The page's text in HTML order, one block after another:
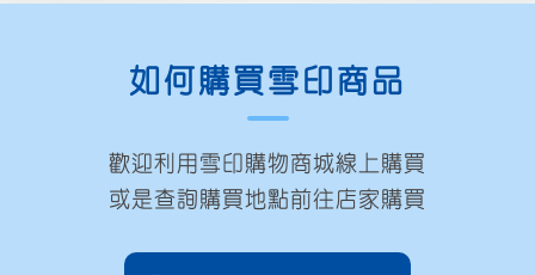
如何購買雪印商品
歡迎利用雪印購物商城線上購買
或是查詢購買地點前往店家購買